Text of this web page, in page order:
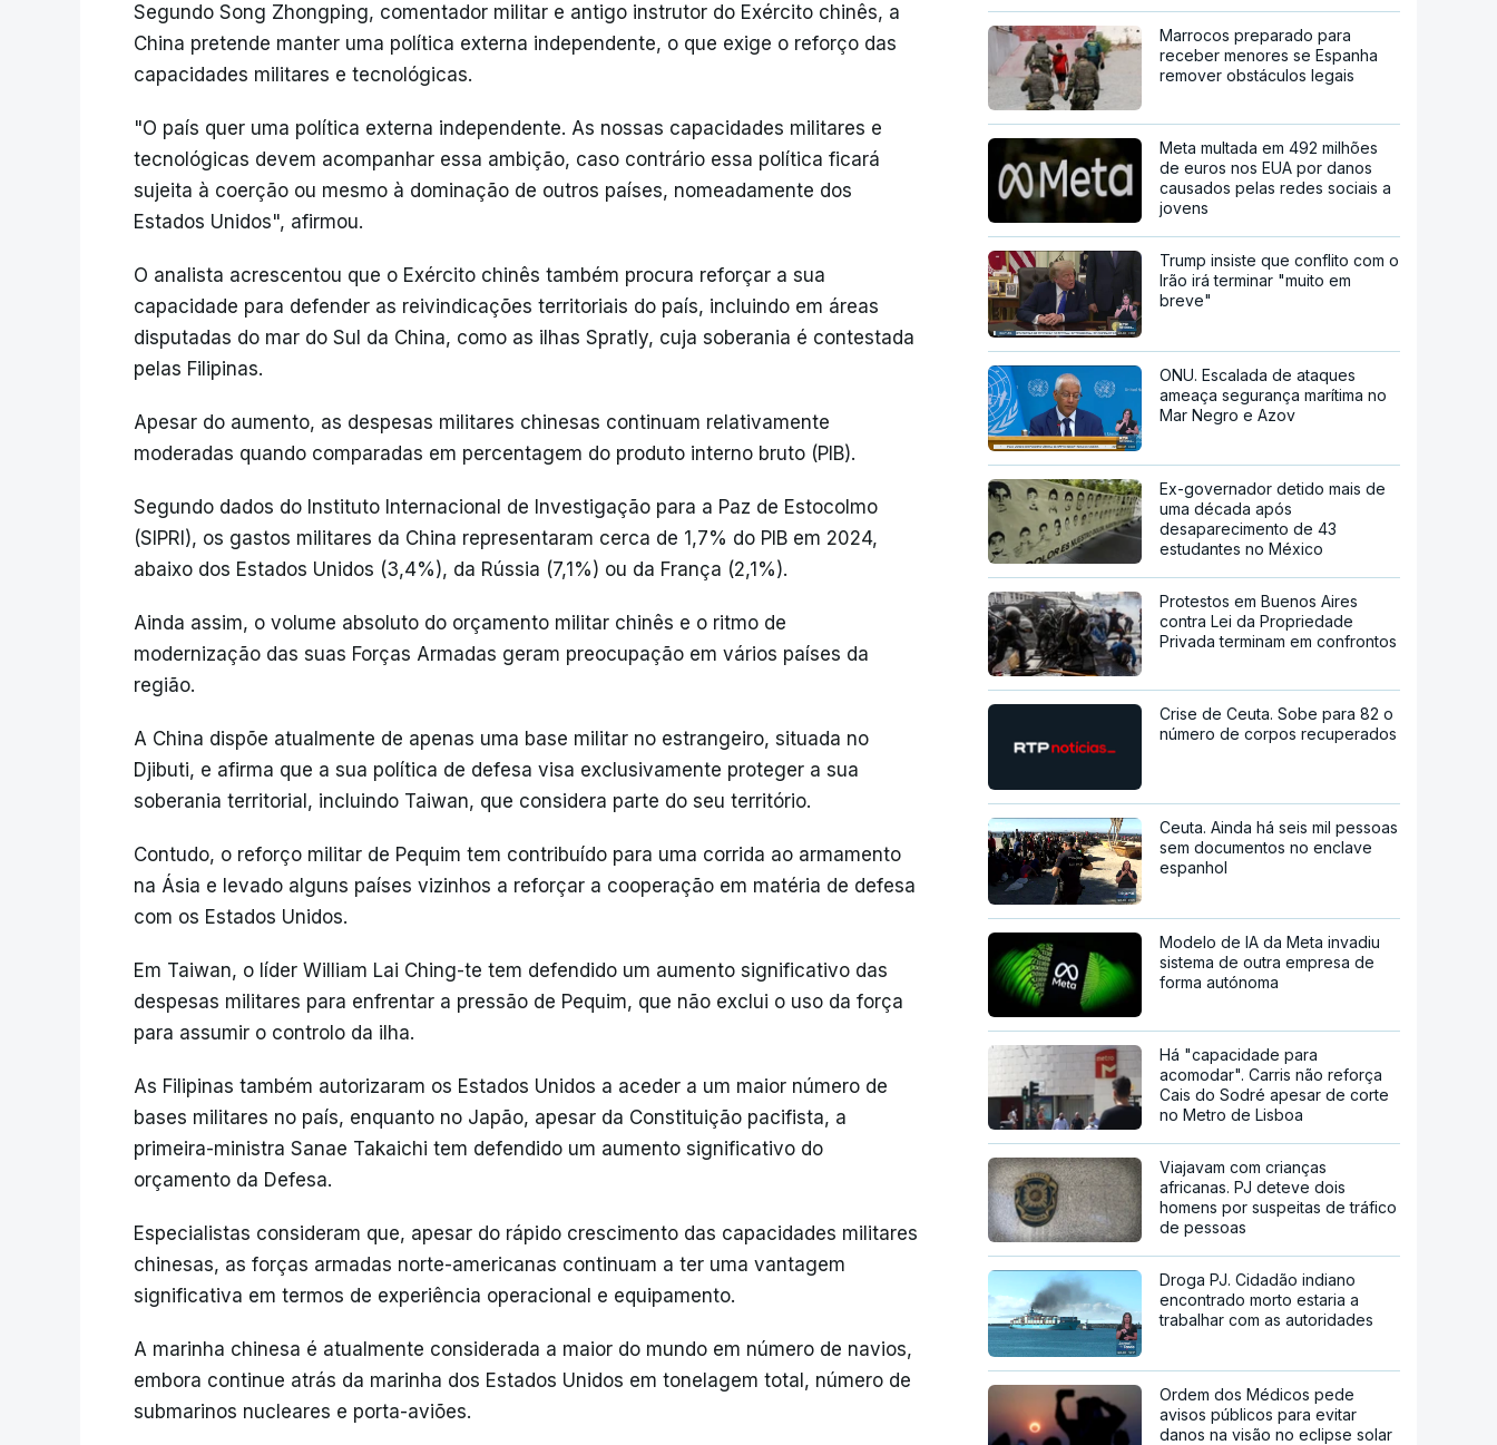
Segundo Song Zhongping, comentador militar e antigo instrutor do Exército chinês, a
China pretende manter uma política externa independente, o que exige o reforço das
capacidades militares e tecnológicas.
"O país quer uma política externa independente. As nossas capacidades militares e
tecnológicas devem acompanhar essa ambição, caso contrário essa política ficará
sujeita à coerção ou mesmo à dominação de outros países, nomeadamente dos
Estados Unidos", afirmou.
O analista acrescentou que o Exército chinês também procura reforçar a sua
capacidade para defender as reivindicações territoriais do país, incluindo em áreas
disputadas do mar do Sul da China, como as ilhas Spratly, cuja soberania é contestada
pelas Filipinas.
Apesar do aumento, as despesas militares chinesas continuam relativamente
moderadas quando comparadas em percentagem do produto interno bruto (PIB).
Segundo dados do Instituto Internacional de Investigação para a Paz de Estocolmo
(SIPRI), os gastos militares da China representaram cerca de 1,7% do PIB em 2024,
abaixo dos Estados Unidos (3,4%), da Rússia (7,1%) ou da França (2,1%).
Ainda assim, o volume absoluto do orçamento militar chinês e o ritmo de
modernização das suas Forças Armadas geram preocupação em vários países da
região.
A China dispõe atualmente de apenas uma base militar no estrangeiro, situada no
Djibuti, e afirma que a sua política de defesa visa exclusivamente proteger a sua
soberania territorial, incluindo Taiwan, que considera parte do seu território.
Contudo, o reforço militar de Pequim tem contribuído para uma corrida ao armamento
na Ásia e levado alguns países vizinhos a reforçar a cooperação em matéria de defesa
com os Estados Unidos.
Em Taiwan, o líder William Lai Ching-te tem defendido um aumento significativo das
despesas militares para enfrentar a pressão de Pequim, que não exclui o uso da força
para assumir o controlo da ilha.
As Filipinas também autorizaram os Estados Unidos a aceder a um maior número de
bases militares no país, enquanto no Japão, apesar da Constituição pacifista, a
primeira-ministra Sanae Takaichi tem defendido um aumento significativo do
orçamento da Defesa.
Especialistas consideram que, apesar do rápido crescimento das capacidades militares
chinesas, as forças armadas norte-americanas continuam a ter uma vantagem
significativa em termos de experiência operacional e equipamento.
A marinha chinesa é atualmente considerada a maior do mundo em número de navios,
embora continue atrás da marinha dos Estados Unidos em tonelagem total, número de
submarinos nucleares e porta-aviões.
Marrocos preparado para
receber menores se Espanha
remover obstáculos legais
Meta multada em 492 milhões
de euros nos EUA por danos
causados pelas redes sociais a
jovens
Trump insiste que conflito com o
Irão irá terminar "muito em
breve"
ONU. Escalada de ataques
ameaça segurança marítima no
Mar Negro e Azov
Ex-governador detido mais de
uma década após
desaparecimento de 43
estudantes no México
Protestos em Buenos Aires
contra Lei da Propriedade
Privada terminam em confrontos
Crise de Ceuta. Sobe para 82 o
número de corpos recuperados
Ceuta. Ainda há seis mil pessoas
sem documentos no enclave
espanhol
Modelo de IA da Meta invadiu
sistema de outra empresa de
forma autónoma
Há "capacidade para
acomodar". Carris não reforça
Cais do Sodré apesar de corte
no Metro de Lisboa
Viajavam com crianças
africanas. PJ deteve dois
homens por suspeitas de tráfico
de pessoas
Droga PJ. Cidadão indiano
encontrado morto estaria a
trabalhar com as autoridades
Ordem dos Médicos pede
avisos públicos para evitar
danos na visão no eclipse solar